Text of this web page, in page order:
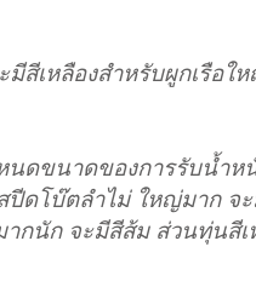
สีเหลืองสำหรับผูกเรือใ
ดขนาดของการรับน้ำห
ปีดโบ๊ตลำไม่ ใหญ่มาก
กนัก จะมีสีส้ม ส่วนทุ่นสี